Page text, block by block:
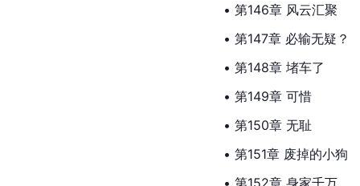
• 第146章 风云汇聚
• 第147章 必输无疑？
• 第148章 堵车了
• 第149章 可惜
• 第150章 无耻
• 第151章 废掉的小狗
• 第152章 身家千万